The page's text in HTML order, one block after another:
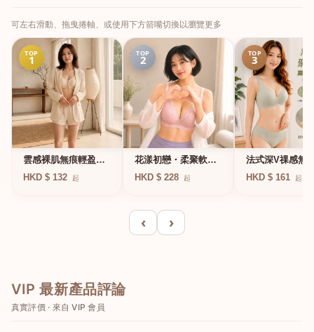
可左右滑動、拖曳捲軸、或使用下方箭嘴切換以瀏覽更多
TOP
1
雲感裸肌無痕輕盈無
鋼圈內衣
HKD $ 132 起
TOP
2
花漾初戀・柔聚軟鋼
圈蕾絲內衣
HKD $ 228 起
TOP
3
法式深V祼感無
凍軟支撐條無鋼
HKD $ 161 起
‹ ›
VIP 最新產品評論
真實評價 · 來自 VIP 會員